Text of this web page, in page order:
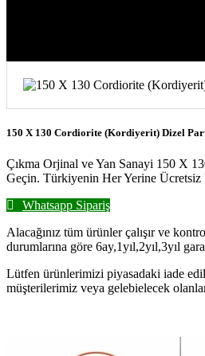
150 X 130 Cordiorite (Kordiyerit) Dizel
Çıkma Orjinal ve Yan Sanayi 150 X
Geçin. Türkiyenin Her Yerine Ücretsiz
Whatsapp Sipariş
Alacağınız tüm ürünler çalışır ve
durumlarına göre 6ay,1yıl,2yıl,3yıl
Lütfen ürünlerimizi piyasadaki iade
müşterilerimiz veya gelebielecek